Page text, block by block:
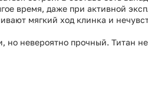
время, даже при активной
мягкий ход клинка и
но невероятно прочный. Титан